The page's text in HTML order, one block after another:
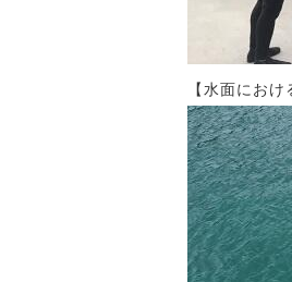
【水面におけ